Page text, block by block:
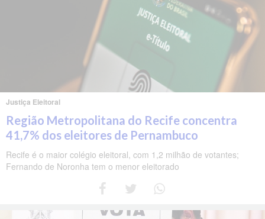
Justiça Eleitoral
Região Metropolitana do Recife concentra
41,7% dos eleitores de Pernambuco
Recife é o maior colégio eleitoral, com 1,2 milhão de votantes;
Fernando de Noronha tem o menor eleitorado